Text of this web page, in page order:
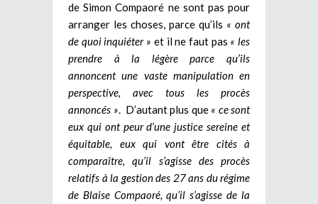
de Simon Compaoré ne sont pas pour
arranger les choses, parce qu’ils « ont
de quoi inquiéter » et il ne faut pas « les
prendre à la légère parce qu’ils
annoncent une vaste manipulation en
perspective, avec tous les procès
annoncés » . D’autant plus que « ce sont
eux qui ont peur d’une justice sereine et
équitable, eux qui vont être cités à
comparaître, qu’il s’agisse des procès
relatifs à la gestion des 27 ans du régime
de Blaise Compaoré, qu’il s’agisse de la